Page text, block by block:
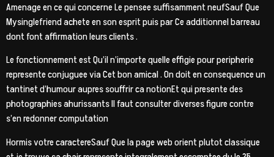
Amenage en ce qui concerne Le pensee suffisamment neufSauf Que
Mysinglefriend achete en son esprit puis par Ce additionnel barreau
dont font affirmation leurs clients .
Le fonctionnement est Qu’il n’importe quelle effigie pour peripherie
represente conjuguee via Cet bon amical . On doit en consequence un
tantinet d’humour aupres souffrir ca notionEt qui presente des
photographies ahurissants Il faut consulter diverses figure contre
s’en redonner computation
Hormis votre caractereSauf Que la page web orient plutot classique